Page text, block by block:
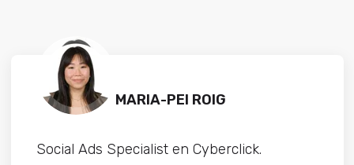
MARIA-PEI ROIG
Social Ads Specialist en Cyberclick.